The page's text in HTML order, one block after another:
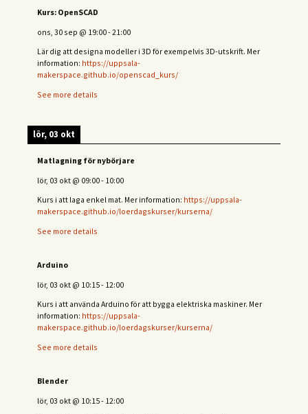
Kurs: OpenSCAD
ons, 30 sep @ 19:00-21:00
Lär dig att designa modeller i 3D för exempelvis 3D-utskrift. Mer
information: https://uppsala-
makerspace.github.io/openscad_kurs/
See more details
lör, 03 okt
Matlagning för nybörjare
lör, 03 okt @ 09:00- 10:00
Kurs i att laga enkel mat. Mer information: https://uppsala-
makerspace.github.io/loerdagskurser/kurserna/
See more details
Arduino
lör, 03 okt @ 10:15- 12:00
Kurs i att använda Arduino för att bygga elektriska maskiner. Mer
information: https://uppsala-
makerspace.github.io/loerdagskurser/kurserna/
See more details
Blender
lör, 03 okt @ 10:15- 12:00